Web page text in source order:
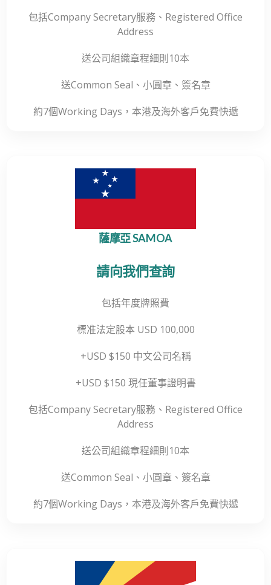
包括Company Secretary服務、Registered Office
Address
送公司組織章程細則10本
送Common Seal、小圓章、簽名章
約7個Working Days，本港及海外客戶免費快遞
薩摩亞 SAMOA
請向我們查詢
包括年度牌照費
標准法定股本 USD 100,000
+USD $150 中文公司名稱
+USD $150 現任董事證明書
包括Company Secretary服務、Registered Office
Address
送公司組織章程細則10本
送Common Seal、小圓章、簽名章
約7個Working Days，本港及海外客戶免費快遞